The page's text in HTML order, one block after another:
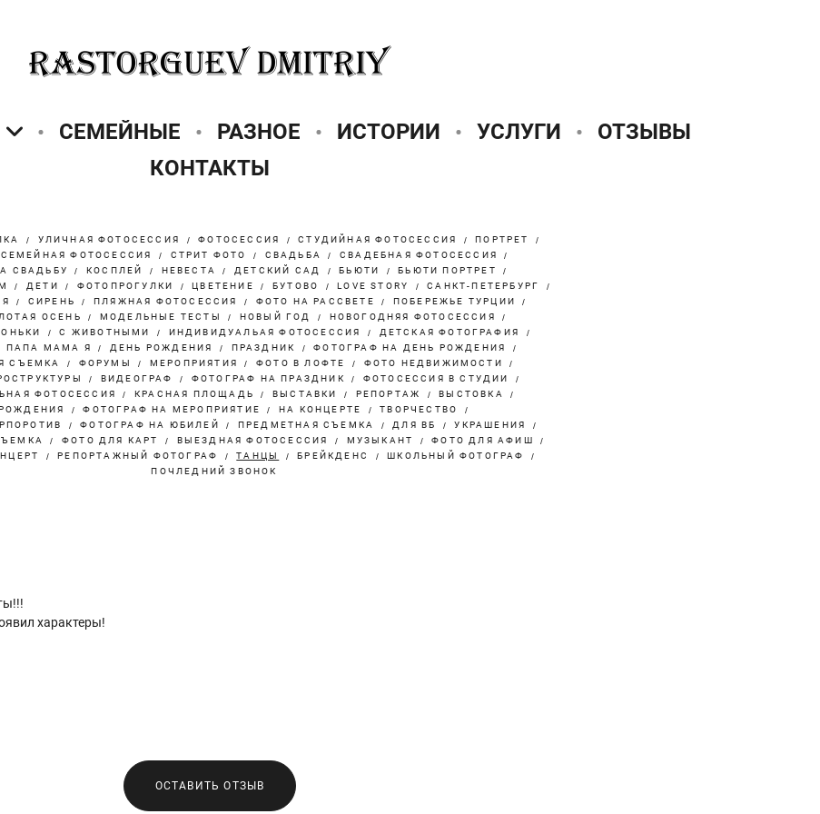
СЕМЕЙНЫЕ РАЗНОЕ ИСТОРИИ УСЛУГИ
ОТЗЫВЫ
КОНТАКТЫ
УЛИЧНАЯ ФОТОСЕССИЯ ФОТОСЕССИЯ СТУДИЙНАЯ ФОТОСЕССИЯ
ПОРТРЕТ
СЕМЕЙНАЯ ФОТОСЕССИЯ СТРИТ ФОТО СВАДЬБА
СВАДЕБНАЯ ФОТОСЕССИЯ
СВАДЬБУ
КОСПЛЕЙ НЕВЕСТА ДЕТСКИЙ САД БЬЮТИ
БЬЮТИ ПОРТРЕТ
ДЕТИ ФОТОПРОГУЛКИ ЦВЕТЕНИЕ БУТОВО LOVE STORY
САНКТ-ПЕТЕРБУРГ
СИРЕНЬ ПЛЯЖНАЯ ФОТОСЕССИЯ ФОТО НА РАССВЕТЕ
ПОБЕРЕЖЬЕ ТУРЦИИ
ОСЕНЬ МОДЕЛЬНЫЕ ТЕСТЫ НОВЫЙ ГОД
НОВОГОДНЯЯ ФОТОСЕССИЯ
С ЖИВОТНЫМИ ИНДИВИДУАЛЬАЯ ФОТОСЕССИЯ
ДЕТСКАЯ ФОТОГРАФИЯ
ПАПА МАМА Я ДЕНЬ РОЖДЕНИЯ ПРАЗДНИК
ФОТОГРАФ НА ДЕНЬ РОЖДЕНИЯ
СЪЕМКА
ФОРУМЫ МЕРОПРИЯТИЯ ФОТО В ЛОФТЕ
ФОТО НЕДВИЖИМОСТИ
ВИДЕОГРАФ ФОТОГРАФ НА ПРАЗДНИК
ФОТОСЕССИЯ В СТУДИИ
ФОТОСЕССИЯ
КРАСНАЯ ПЛОЩАДЬ ВЫСТАВКИ РЕПОРТАЖ
ВЫСТОВКА
ФОТОГРАФ НА МЕРОПРИЯТИЕ НА КОНЦЕРТЕ
ТВОРЧЕСТВО
ФОТОГРАФ НА ЮБИЛЕЙ ПРЕДМЕТНАЯ СЪЕМКА ДЛЯ ВБ
УКРАШЕНИЯ
ФОТО ДЛЯ КАРТ ВЫЕЗДНАЯ ФОТОСЕССИЯ МУЗЫКАНТ
ФОТО ДЛЯ АФИШ
РЕПОРТАЖНЫЙ ФОТОГРАФ ТАНЦЫ БРЕЙКДЕНС
ШКОЛЬНЫЙ ФОТОГРАФ
ПОЧЛЕДНИЙ ЗВОНОК
характеры!
ОСТАВИТЬ ОТЗЫВ